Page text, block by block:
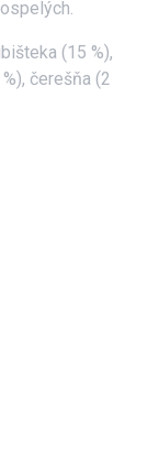
(15 %),
čerešňa (2